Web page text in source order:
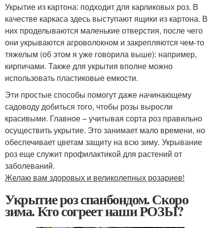
Укрытие из картона: подходит для карликовых роз. В
качестве каркаса здесь выступают ящики из картона. В
них проделываются маленькие отверстия, после чего
они укрываются агроволокном и закрепляются чем-то
тяжелым (об этом я уже говорила выше): например,
кирпичами. Также для укрытия вполне можно
использовать пластиковые емкости.
Эти простые способы помогут даже начинающему
садоводу добиться того, чтобы розы выросли
красивыми. Главное – учитывая сорта роз правильно
осуществить укрытие. Это занимает мало времени, но
обеспечивает цветам защиту на всю зиму. Укрывание
роз еще служит профилактикой для растений от
заболеваний.
Желаю вам здоровых и великолепных розариев!
Укрытие роз спанбондом. Скоро
зима. Кто согреет наши РОЗЫ?